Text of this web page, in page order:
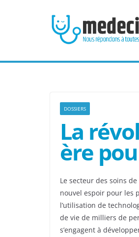
DOSSIERS
La
ère
Le secteur des soins
nouvel espoir pour les
l’utilisation de
de vie de milliers de
s’engagent à